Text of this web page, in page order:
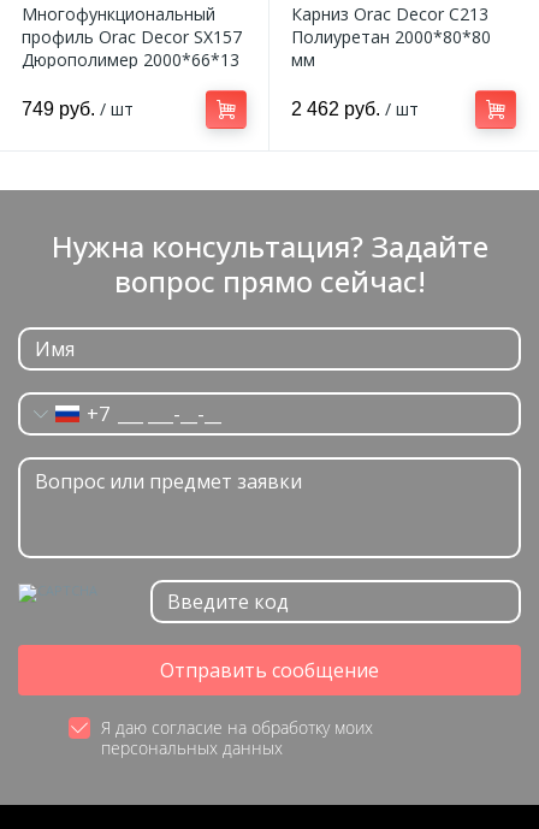
Многофункциональный
профиль Orac Decor SX157
Дюрополимер 2000*66*13
749 руб. / шт
Карниз Orac Decor C213
Полиуретан 2000*80*80
мм
2 462 руб. / шт
Нужна консультация? Задайте
вопрос прямо сейчас!
+7
Отправить сообщение
Я даю согласие на обработку моих
персональных данных